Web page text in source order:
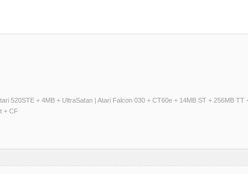
520STE + 4MB + UltraSatan | Atari Falcon 030 + CT60e + 14MB ST + 256MB
+ CF